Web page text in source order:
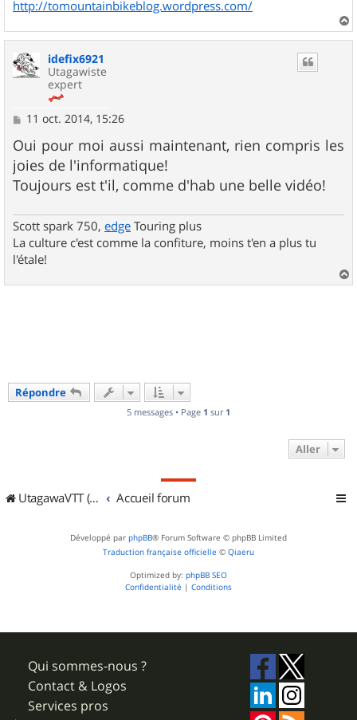
http://tomountainbikeblog.wordpress.com/
a
idefix6921
Utagawiste
expert
M
s
s
a
g
e
11 oct. 2014, 15:26
Oui pour moi aussi maintenant, rien compris les
joies de l'informatique!
Toujours est t'il, comme d'hab une belle vidéo!
Scott spark 750, edge Touring plus
La culture c'est comme la confiture, moins t'en a plus tu
l'étale!
a
Répondre
5 messages • Page 1 sur 1
Aller
UtagawaVTT (Randos VTT et VTTAE avec traces GPS) Accueil forum
Développé par phpBB® Forum Software © phpBB Limited
Traduction française officielle © Qiaeru
Optimized by: phpBB SEO
Confidentialité | Conditions
Qui sommes-nous ?
Contact & Logos
Services pros